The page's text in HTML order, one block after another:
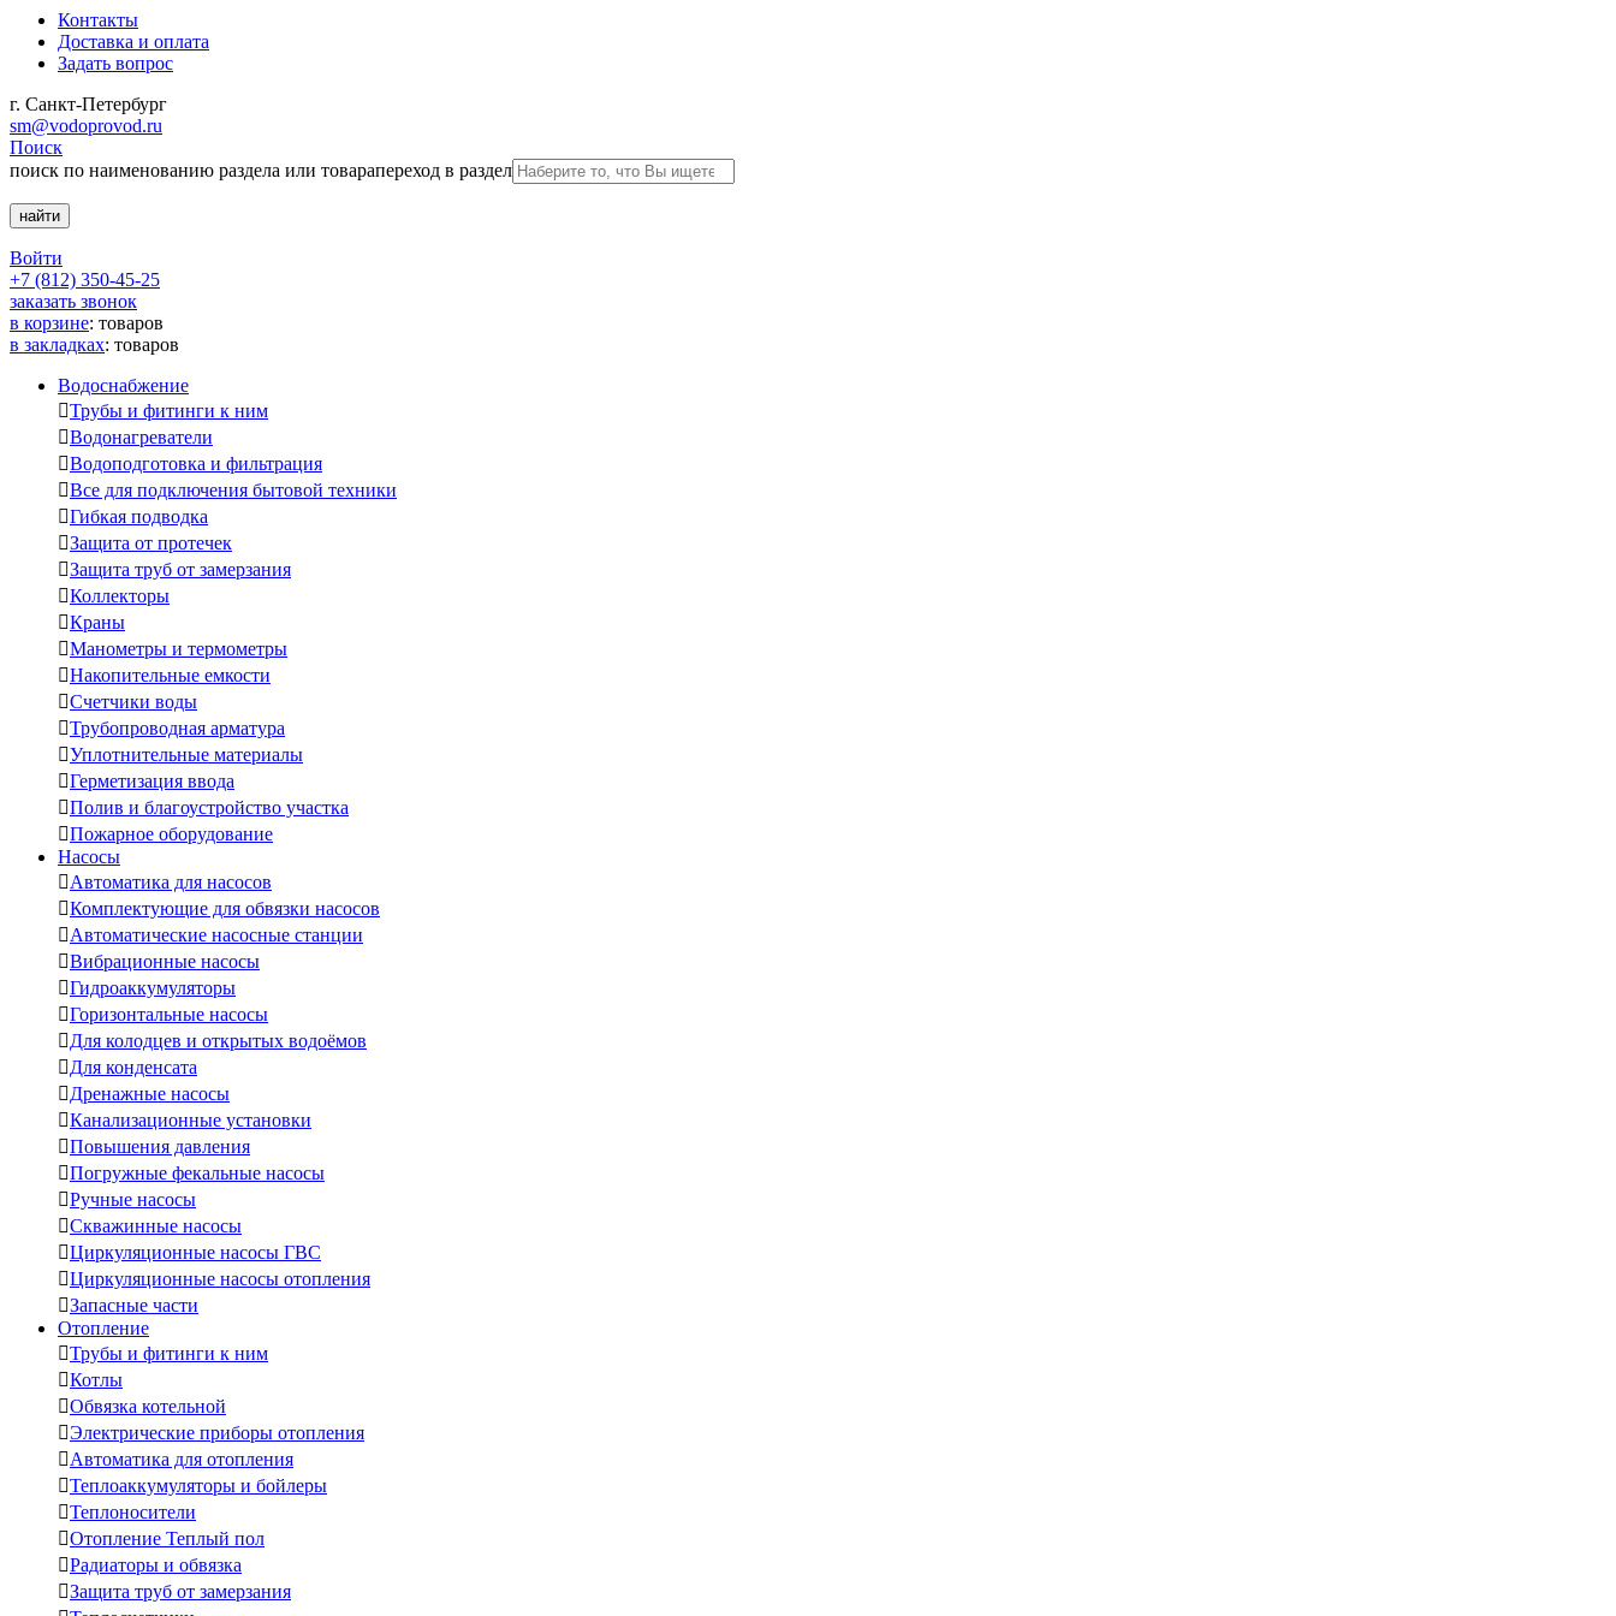
Контакты
Доставка и оплата
Задать вопрос
г. Санкт-Петербург
sm@vodoprovod.ru
Поиск
поиск по наименованию раздела или товарапереход в раздел
Войти
+7 (812) 350-45-25
заказать звонок
в корзине: товаров
в закладках: товаров
Водоснабжение
Трубы и фитинги к ним
Водонагреватели
Водоподготовка и фильтрация
Все для подключения бытовой техники
Гибкая подводка
Защита от протечек
Защита труб от замерзания
Коллекторы
Краны
Манометры и термометры
Накопительные емкости
Счетчики воды
Трубопроводная арматура
Уплотнительные материалы
Герметизация ввода
Полив и благоустройство участка
Пожарное оборудование
Насосы
Автоматика для насосов
Комплектующие для обвязки насосов
Автоматические насосные станции
Вибрационные насосы
Гидроаккумуляторы
Горизонтальные насосы
Для колодцев и открытых водоёмов
Для конденсата
Дренажные насосы
Канализационные установки
Повышения давления
Погружные фекальные насосы
Ручные насосы
Скважинные насосы
Циркуляционные насосы ГВС
Циркуляционные насосы отопления
Запасные части
Отопление
Трубы и фитинги к ним
Котлы
Обвязка котельной
Электрические приборы отопления
Автоматика для отопления
Теплоаккумуляторы и бойлеры
Теплоносители
Отопление Теплый пол
Радиаторы и обвязка
Защита труб от замерзания